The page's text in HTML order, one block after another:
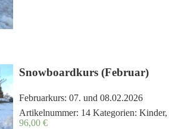
Snowboardkurs (Februar)
Februarkurs: 07. und 08.02.2026
Artikelnummer: 14 Kategorien: Kinder,
96,00 €